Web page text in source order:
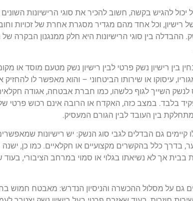
להגיש בקשה, חשוב להכיר את סוגי הרישיונות
של רישיון, וכל אחד מהם מגדיר מסגרת אחרת של זכויות
ההבדלה בין סוגי הרישיונות היא חלק ממנגנון הבקרה
בין רישיון נשק פרטי לבין רישיון נשק מטעם מוסד או
עיסוקו או שירותו הביטחוני – והוא מאפשר לו
השייך לגוף כלשהו, כמו חברת אבטחה, אגודה
בלבד. במצב כזה, האקדח או הרובה אינם רכוש פרטי
בין העובד לבין הגורם המעסיק.
קיימים גם הבדלים לגבי סוג הנשק: יש רישיונות
בדרך כלל בהקשרים מקצועיים או חקלאיים. כמו כן,
אך לא נשיאתו בגלוי או סמוי במרחב הציבורי,
גם על מסלול ההכשרה והניסיון הנדרש: מאבטח חמוש